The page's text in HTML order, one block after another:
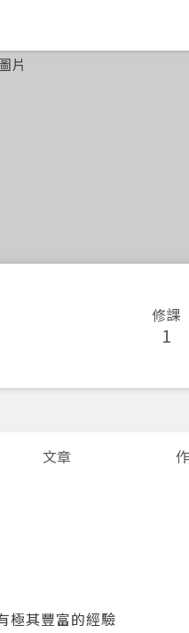
修課
1
文章
極其豐富的經驗